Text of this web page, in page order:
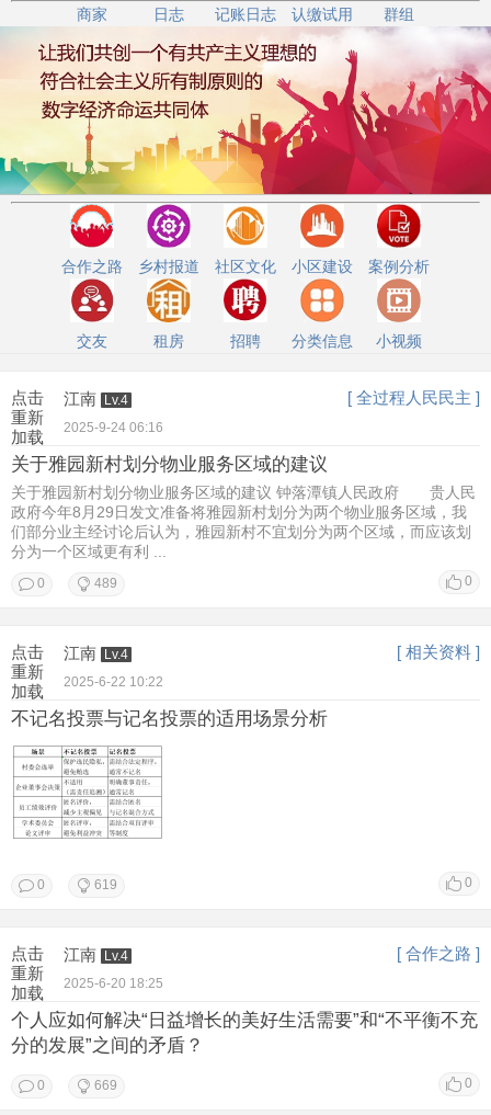
商家 日志 记账日志 认缴试用 群组
合作之路 乡村报道 社区文化 小区建设 案例分析
交友 租房 招聘 分类信息 小视频
点击
重新
加载
江南 Lv.4 [ 全过程人民民主 ]
2025-9-24 06:16
关于雅园新村划分物业服务区域的建议
关于雅园新村划分物业服务区域的建议 钟落潭镇人民政府 贵人民
政府今年8月29日发文准备将雅园新村划分为两个物业服务区域，我
们部分业主经讨论后认为，雅园新村不宜划分为两个区域，而应该划
分为一个区域更有利 ...
0
0 489
点击
重新
加载
江南 Lv.4 [ 相关资料 ]
2025-6-22 10:22
不记名投票与记名投票的适用场景分析
0
0 619
点击
重新
加载
江南 Lv.4 [ 合作之路 ]
2025-6-20 18:25
个人应如何解决“日益增长的美好生活需要”和“不平衡不充
分的发展”之间的矛盾？
0
0 669